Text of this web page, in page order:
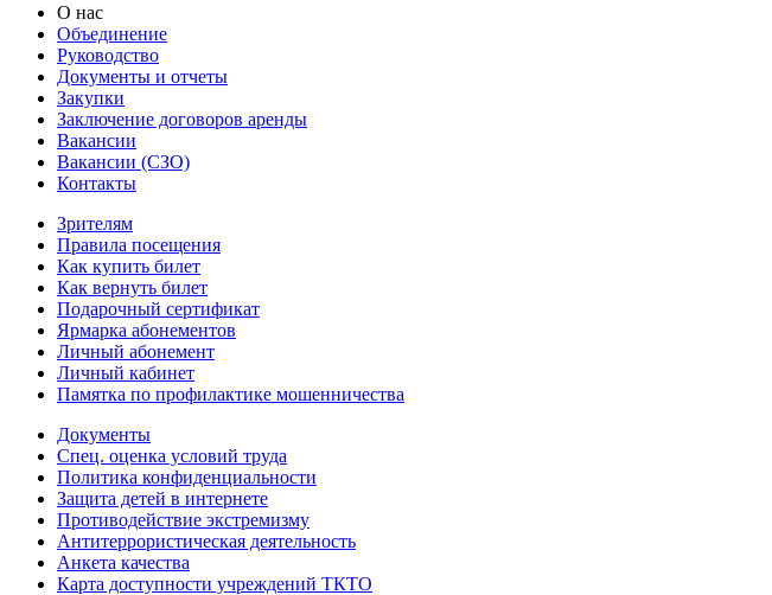
О нас
Объединение
Руководство
Документы и отчеты
Закупки
Заключение договоров аренды
Вакансии
Вакансии (СЗО)
Контакты
Зрителям
Правила посещения
Как купить билет
Как вернуть билет
Подарочный сертификат
Ярмарка абонементов
Личный абонемент
Личный кабинет
Памятка по профилактике мошенничества
Документы
Спец. оценка условий труда
Политика конфиденциальности
Защита детей в интернете
Противодействие экстремизму
Антитеррористическая деятельность
Анкета качества
Карта доступности учреждений ТКТО